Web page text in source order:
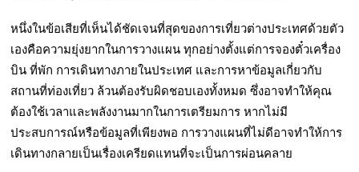
หนึ่งในข้อเสียที่เห็นได้ชัดเจนที่สุดของการเที่ยวต่างประเทศด้วยตัว
เองคือความยุ่งยากในการวางแผน ทุกอย่างตั้งแต่การจองตั๋วเครื่อง
บิน ที่พัก การเดินทางภายในประเทศ และการหาข้อมูลเกี่ยวกับ
สถานที่ท่องเที่ยว ล้วนต้องรับผิดชอบเองทั้งหมด ซึ่งอาจทำให้คุณ
ต้องใช้เวลาและพลังงานมากในการเตรียมการ หากไม่มี
ประสบการณ์หรือข้อมูลที่เพียงพอ การวางแผนที่ไม่ดีอาจทำให้การ
เดินทางกลายเป็นเรื่องเครียดแทนที่จะเป็นการผ่อนคลาย